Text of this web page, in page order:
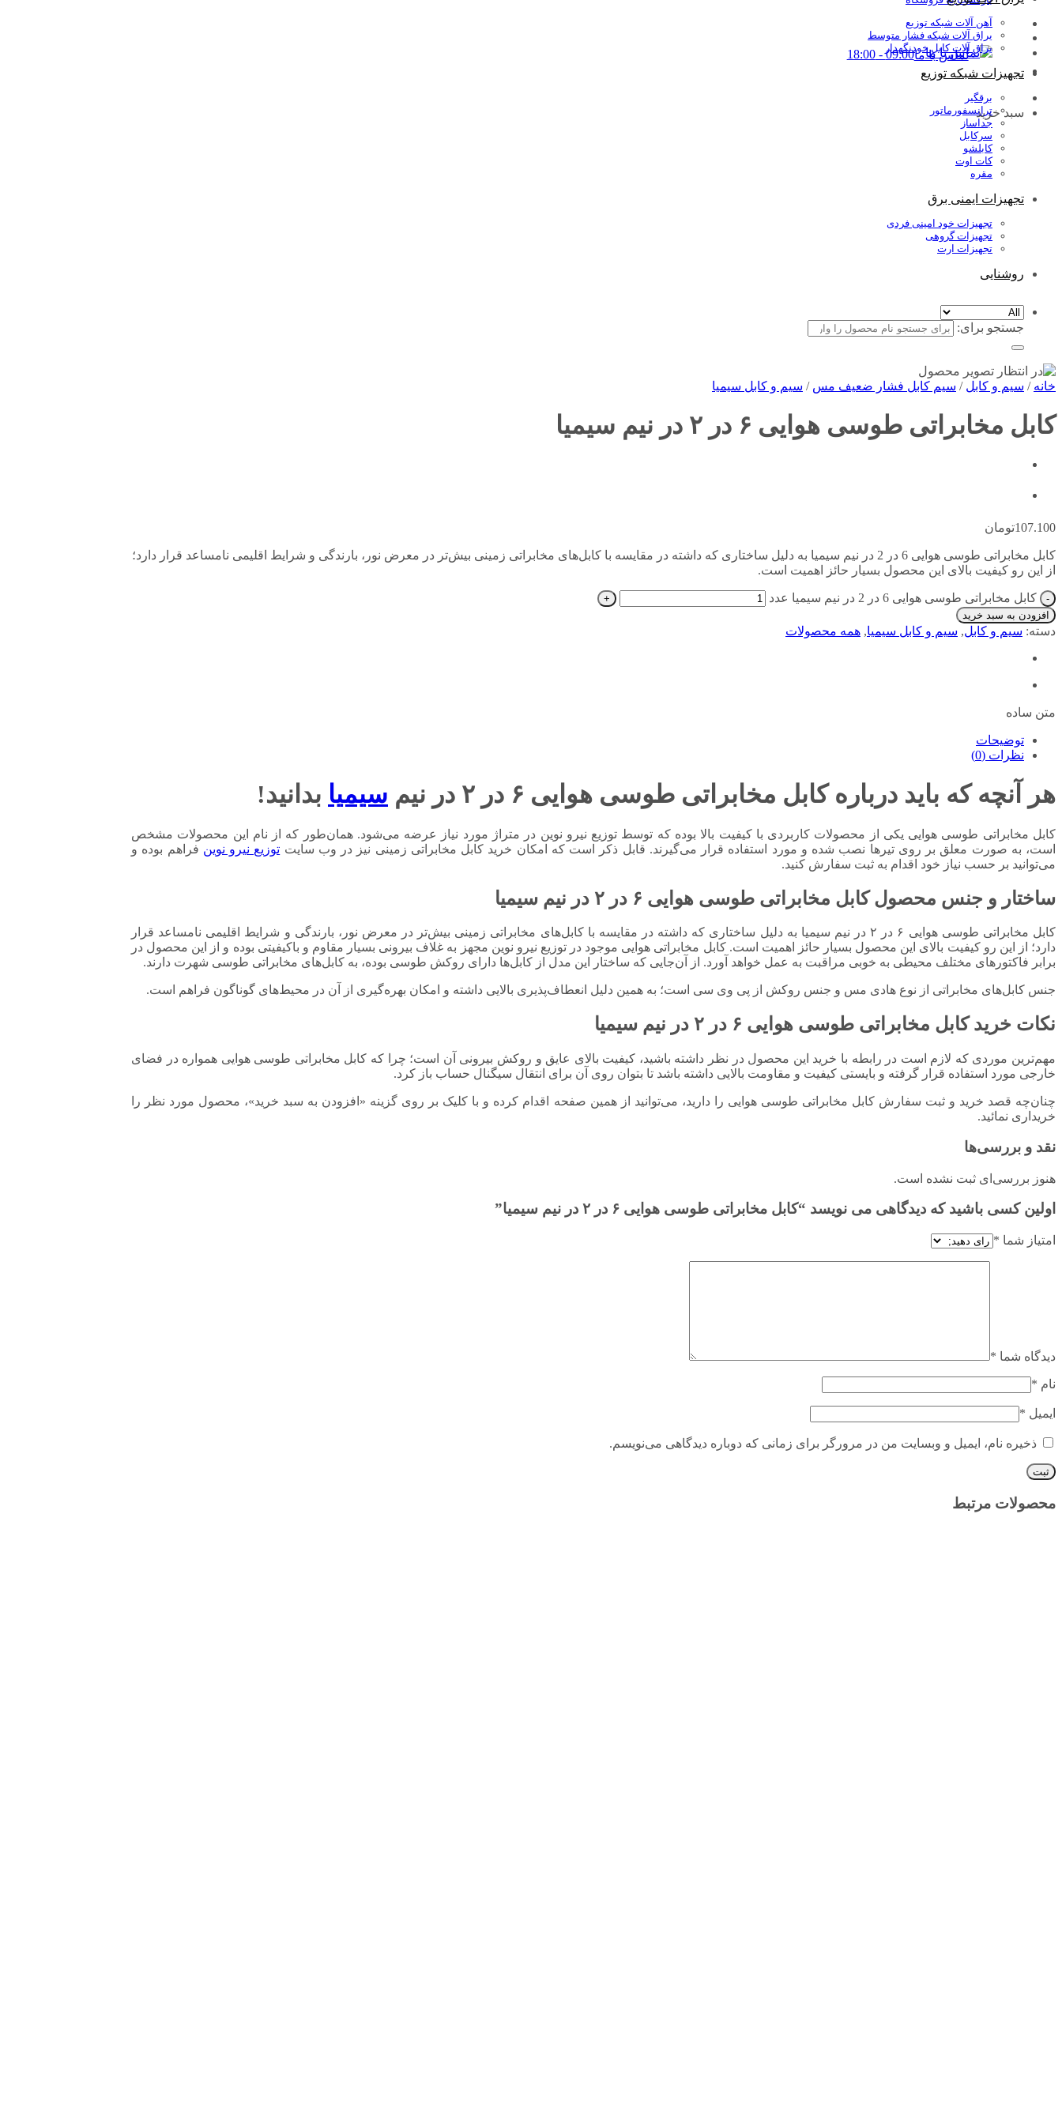
تماس با ما09:00 - 18:00
سبد خرید
آهن آلات شبکه توزیع
یراق آلات شبکه فشار متوسط
یراق آلات کابل خودنگهدار
تجهیزات شبکه توزیع
برقگیر
ترانسفورماتور
جداساز
سرکابل
کابلشو
کات اوت
مقره
تجهیزات ایمنی برق
تجهیزات خود امینی فردی
تجهیزات گروهی
تجهیزات ارت
روشنایی
جستجو برای:
خانه / سیم و کابل / سیم کابل فشار ضعیف مس / سیم و کابل سیمیا
کابل مخابراتی طوسی هوایی ۶ در ۲ در نیم سیمیا
107.100تومان
کابل مخابراتی طوسی هوایی 6 در 2 در نیم سیمیا به دلیل ساختاری که داشته در مقایسه با کابل‌های مخابراتی زمینی بیش‌تر در معرض نور، بارندگی و شرایط اقلیمی نامساعد قرار دارد؛
از این رو کیفیت بالای این محصول بسیار حائز اهمیت است.
کابل مخابراتی طوسی هوایی 6 در 2 در نیم سیمیا عدد
افزودن به سبد خرید
دسته: سیم و کابل, سیم و کابل سیمیا, همه محصولات
متن ساده
توضیحات
نظرات (0)
هر آنچه که باید درباره کابل مخابراتی طوسی هوایی ۶ در ۲ در نیم سیمیا بدانید!
کابل مخابراتی طوسی هوایی یکی از محصولات کاربردی با کیفیت بالا بوده که توسط توزیع نیرو نوین در متراژ مورد نیاز عرضه می‌شود. همان‌طور که از نام این محصولات مشخص
است، به صورت معلق بر روی تیرها نصب شده و مورد استفاده قرار می‌گیرند. قابل ذکر است که امکان خرید کابل مخابراتی زمینی نیز در وب سایت توزیع نیرو نوین فراهم بوده و
می‌توانید بر حسب نیاز خود اقدام به ثبت سفارش کنید.
ساختار و جنس محصول کابل مخابراتی طوسی هوایی ۶ در ۲ در نیم سیمیا
کابل مخابراتی طوسی هوایی ۶ در ۲ در نیم سیمیا به دلیل ساختاری که داشته در مقایسه با کابل‌های مخابراتی زمینی بیش‌تر در معرض نور، بارندگی و شرایط اقلیمی نامساعد قرار
دارد؛ از این رو کیفیت بالای این محصول بسیار حائز اهمیت است. کابل مخابراتی هوایی موجود در توزیع نیرو نوین مجهز به غلاف بیرونی بسیار مقاوم و باکیفیتی بوده و از این محصول در
برابر فاکتورهای مختلف محیطی به خوبی مراقبت به عمل خواهد آورد. از آن‌جایی که ساختار این مدل از کابل‌ها دارای روکش طوسی بوده، به کابل‌های مخابراتی طوسی شهرت دارند.
جنس کابل‌های مخابراتی از نوع هادی مس و جنس روکش از پی وی سی است؛ به همین دلیل انعطاف‌پذیری بالایی داشته و امکان بهره‌گیری از آن در محیط‌های گوناگون فراهم است.
نکات خرید کابل مخابراتی طوسی هوایی ۶ در ۲ در نیم سیمیا
مهم‌ترین موردی که لازم است در رابطه با خرید این محصول در نظر داشته باشید، کیفیت بالای عایق و روکش بیرونی آن است؛ چرا که کابل مخابراتی طوسی هوایی همواره در فضای
خارجی مورد استفاده قرار گرفته و بایستی کیفیت و مقاومت بالایی داشته باشد تا بتوان روی آن برای انتقال سیگنال حساب باز کرد.
چنان‌چه قصد خرید و ثبت سفارش کابل مخابراتی طوسی هوایی را دارید، می‌توانید از همین صفحه اقدام کرده و با کلیک بر روی گزینه «افزودن به سبد خرید»، محصول مورد نظر را
خریداری نمائید.
نقد و بررسی‌ها
هنوز بررسی‌ای ثبت نشده است.
اولین کسی باشید که دیدگاهی می نویسد “کابل مخابراتی طوسی هوایی ۶ در ۲ در نیم سیمیا”
امتیاز شما *
دیدگاه شما *
نام *
ایمیل *
ذخیره نام، ایمیل و وبسایت من در مرورگر برای زمانی که دوباره دیدگاهی می‌نویسم.
محصولات مرتبط